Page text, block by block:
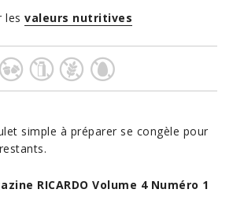
simple à préparer se congèle pour
RICARDO Volume 4 Numéro 1
les valeurs nutritives